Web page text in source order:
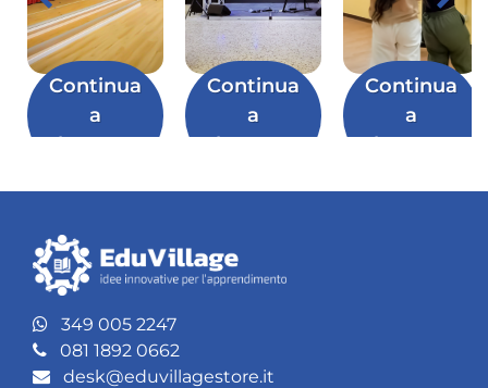
Continua
a
leggere
Continua
a
leggere
Continua
a
leggere
349 005 2247
081 1892 0662
desk@eduvillagestore.it